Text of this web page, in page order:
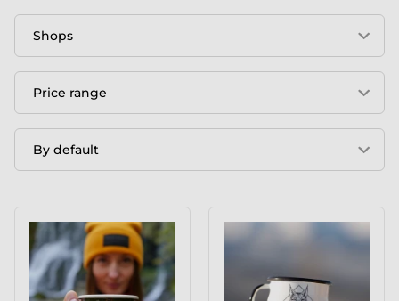
Shops
Price range
By default